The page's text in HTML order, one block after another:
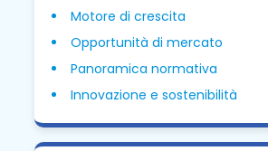
Motore di crescita
Opportunità di mercato
Panoramica normativa
Innovazione e sostenibilità